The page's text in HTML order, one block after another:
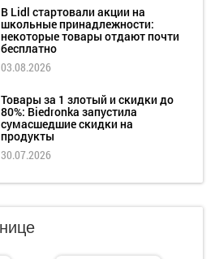
В Lidl стартовали акции на
школьные принадлежности:
некоторые товары отдают почти
бесплатно
03.08.2026
Товары за 1 злотый и скидки до
80%: Biedronka запустила
сумасшедшие скидки на
продукты
30.07.2026